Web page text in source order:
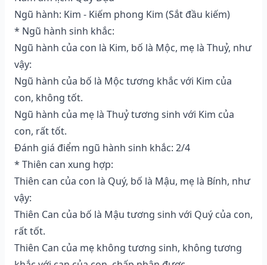
Ngũ hành: Kim - Kiếm phong Kim (Sắt đầu kiếm)
* Ngũ hành sinh khắc:
Ngũ hành của con là Kim, bố là Mộc, mẹ là Thuỷ, như
vậy:
Ngũ hành của bố là Mộc tương khắc với Kim của
con, không tốt.
Ngũ hành của mẹ là Thuỷ tương sinh với Kim của
con, rất tốt.
Đánh giá điểm ngũ hành sinh khắc: 2/4
* Thiên can xung hợp:
Thiên can của con là Quý, bố là Mậu, mẹ là Bính, như
vậy:
Thiên Can của bố là Mậu tương sinh với Quý của con,
rất tốt.
Thiên Can của mẹ không tương sinh, không tương